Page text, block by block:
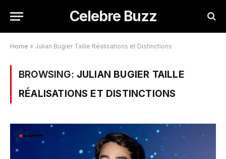
Celebre Buzz
Home » Julian Bugier Taille Réalisations et Distinctions
BROWSING: JULIAN BUGIER TAILLE
RÉALISATIONS ET DISTINCTIONS